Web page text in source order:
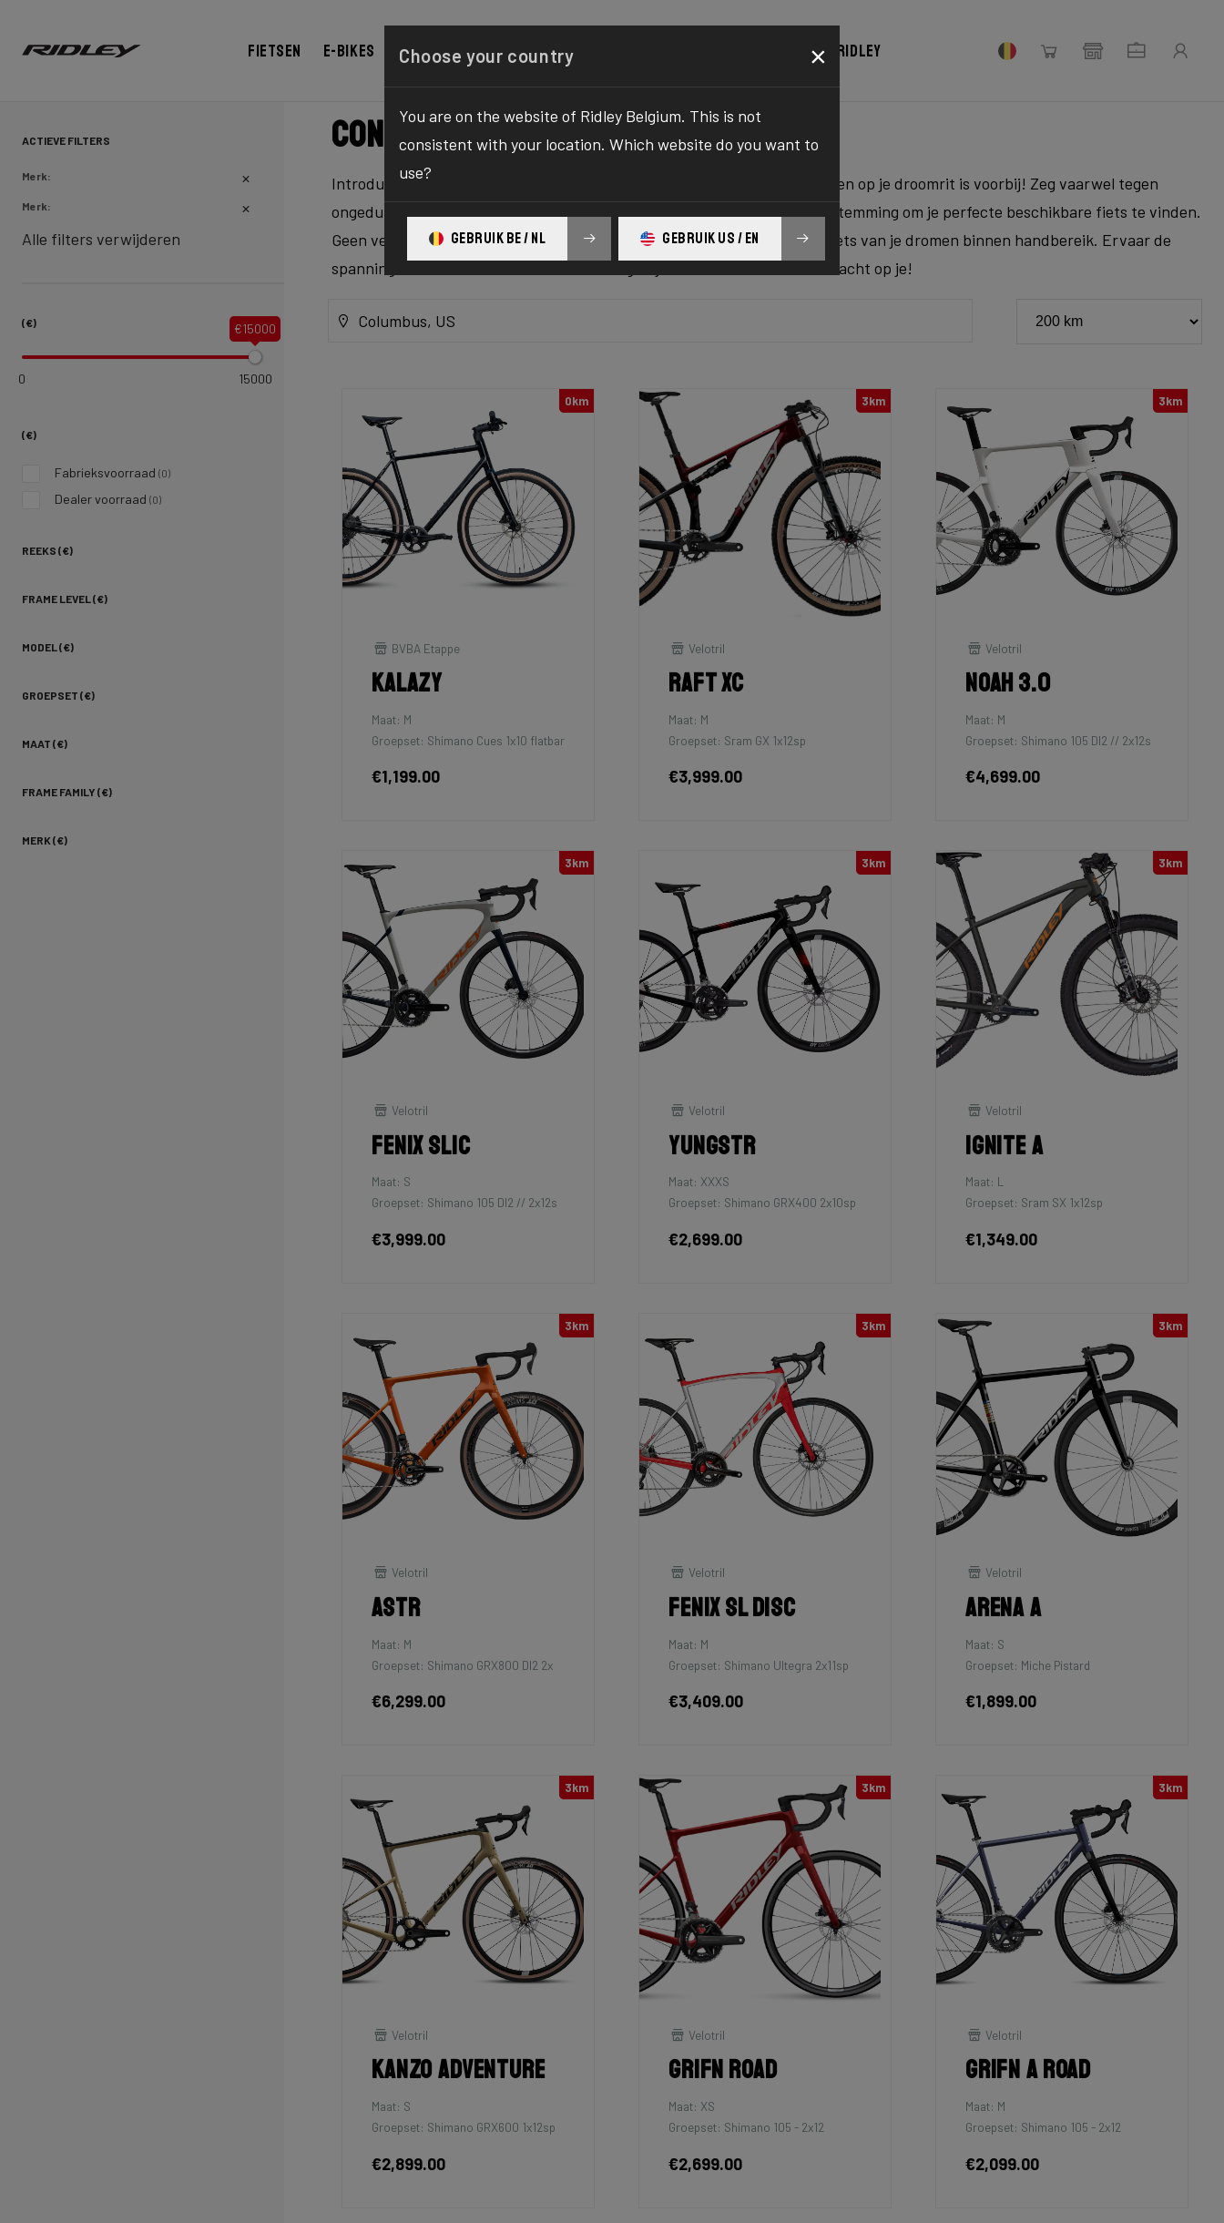
Fietsen E-bikes Configurator Shop Over ons Registreer uw Ridley
ACTIEVE FILTERS
Merk:
Merk:
Alle filters verwijderen
(€)
0 15000
€15000
(€)
Fabrieksvoorraad (0)
Dealer voorraad (0)
REEKS (€)
FRAME LEVEL (€)
MODEL (€)
GROEPSET (€)
MAAT (€)
FRAME FAMILY (€)
MERK (€)
Controleer voorraad
Introductie van de ultieme oplossing voor uw fietsverlangens! Het wachten op je droomrit is voorbij! Zeg vaarwel tegen
ongeduld en hallo tegen opwinding, want we brengen je de one-stop-bestemming om je perfecte beschikbare fiets te vinden.
Geen verlangen meer, geen vertragingen meer - ons platform levert de fiets van je dromen binnen handbereik. Ervaar de
spanning als nooit tevoren! Wacht niet langer, je ultieme fietsavontuur wacht op je!
Columbus, US
0km
BVBA Etappe
Kalazy
Maat: M
Groepset: Shimano Cues 1x10 flatbar
€1,199.00
3km
Velotril
Raft XC
Maat: M
Groepset: Sram GX 1x12sp
€3,999.00
3km
Velotril
Noah 3.0
Maat: M
Groepset: Shimano 105 DI2 // 2x12s
€4,699.00
3km
Velotril
Fenix SLiC
Maat: S
Groepset: Shimano 105 DI2 // 2x12s
€3,999.00
3km
Velotril
Yungstr
Maat: XXXS
Groepset: Shimano GRX400 2x10sp
€2,699.00
3km
Velotril
Ignite A
Maat: L
Groepset: Sram SX 1x12sp
€1,349.00
3km
Velotril
Astr
Maat: M
Groepset: Shimano GRX800 DI2 2x
€6,299.00
3km
Velotril
Fenix SL Disc
Maat: M
Groepset: Shimano Ultegra 2x11sp
€3,409.00
3km
Velotril
Arena A
Maat: S
Groepset: Miche Pistard
€1,899.00
3km
Velotril
Kanzo Adventure
Maat: S
Groepset: Shimano GRX600 1x12sp
€2,899.00
3km
Velotril
Grifn Road
Maat: XS
Groepset: Shimano 105 - 2x12
€2,699.00
3km
Velotril
Grifn A Road
Maat: M
Groepset: Shimano 105 - 2x12
€2,099.00
Choose your country ×
You are on the website of Ridley Belgium. This is not
consistent with your location. Which website do you want to
use?
GEBRUIK BE / NL GEBRUIK US / EN